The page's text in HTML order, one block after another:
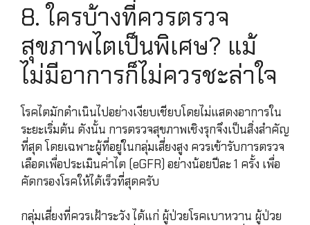
8. ใครบ้างที่ควรตรวจ
สุขภาพไตเป็นพิเศษ? แม้
ไม่มีอาการก็ไม่ควรชะล่าใจ
โรคไตมักดำเนินไปอย่างเงียบเชียบโดยไม่แสดงอาการใน
ระยะเริ่มต้น ดังนั้น การตรวจสุขภาพเชิงรุกจึงเป็นสิ่งสำคัญ
ที่สุด โดยเฉพาะผู้ที่อยู่ในกลุ่มเสี่ยงสูง ควรเข้ารับการตรวจ
เลือดเพื่อประเมินค่าไต (eGFR) อย่างน้อยปีละ 1 ครั้ง เพื่อ
คัดกรองโรคให้ได้เร็วที่สุดครับ
กลุ่มเสี่ยงที่ควรเฝ้าระวัง ได้แก่ ผู้ป่วยโรคเบาหวาน ผู้ป่วย